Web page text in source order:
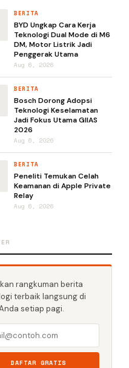
BERITA
BYD Ungkap Cara Kerja
Teknologi Dual Mode di M6
DM, Motor Listrik Jadi
Penggerak Utama
Aug 6, 2026
BERITA
Bosch Dorong Adopsi
Teknologi Keselamatan
Jadi Fokus Utama GIIAS
2026
Aug 6, 2026
BERITA
Peneliti Temukan Celah
Keamanan di Apple Private
Relay
Aug 6, 2026
rangkuman berita
terbaik langsung di
setiap pagi.
DAFTAR GRATIS